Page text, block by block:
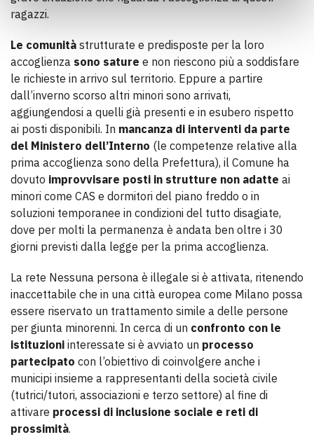
ragazzi.
Le comunità strutturate e predisposte per la loro
accoglienza sono sature e non riescono più a soddisfare
le richieste in arrivo sul territorio. Eppure a partire
dall’inverno scorso altri minori sono arrivati,
aggiungendosi a quelli già presenti e in esubero rispetto
ai posti disponibili. In mancanza di interventi da parte
del Ministero dell’Interno (le competenze relative alla
prima accoglienza sono della Prefettura), il Comune ha
dovuto improvvisare posti in strutture non adatte ai
minori come CAS e dormitori del piano freddo o in
soluzioni temporanee in condizioni del tutto disagiate,
dove per molti la permanenza è andata ben oltre i 30
giorni previsti dalla legge per la prima accoglienza.
La rete Nessuna persona è illegale si è attivata, ritenendo
inaccettabile che in una città europea come Milano possa
essere riservato un trattamento simile a delle persone
per giunta minorenni. In cerca di un confronto con le
istituzioni interessate si è avviato un processo
partecipato con l’obiettivo di coinvolgere anche i
municipi insieme a rappresentanti della società civile
(tutrici/tutori, associazioni e terzo settore) al fine di
attivare processi di inclusione sociale e reti di
prossimità.